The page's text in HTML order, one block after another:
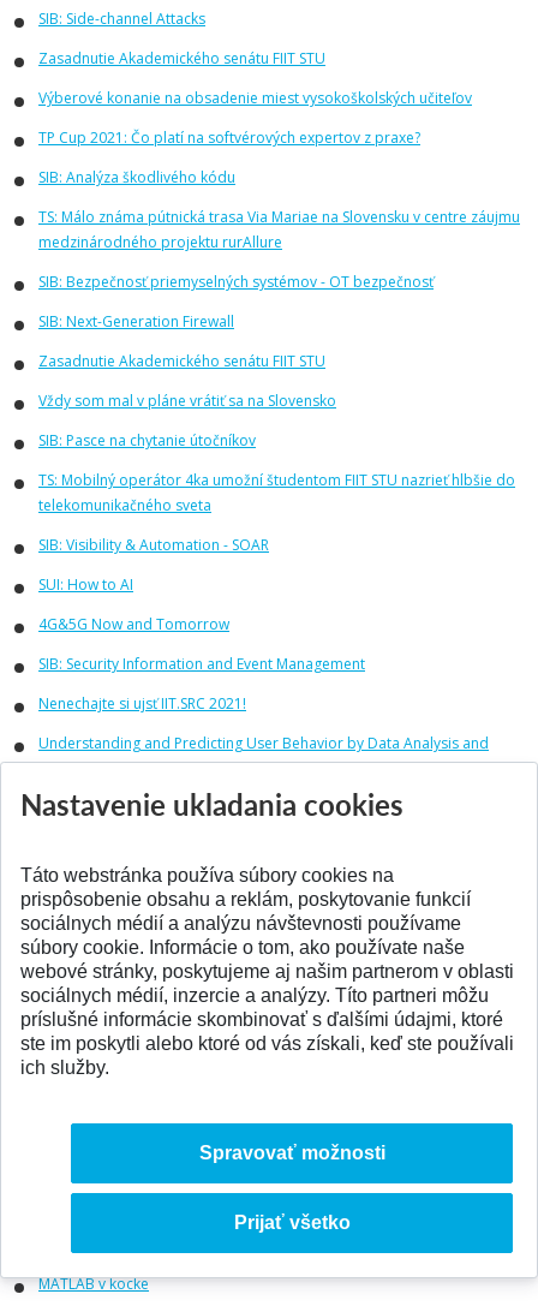
SIB: Side-channel Attacks
Zasadnutie Akademického senátu FIIT STU
Výberové konanie na obsadenie miest vysokoškolských učiteľov
TP Cup 2021: Čo platí na softvérových expertov z praxe?
SIB: Analýza škodlivého kódu
TS: Málo známa pútnická trasa Via Mariae na Slovensku v centre záujmu
medzinárodného projektu rurAllure
SIB: Bezpečnosť priemyselných systémov - OT bezpečnosť
SIB: Next-Generation Firewall
Zasadnutie Akademického senátu FIIT STU
Vždy som mal v pláne vrátiť sa na Slovensko
SIB: Pasce na chytanie útočníkov
TS: Mobilný operátor 4ka umožní študentom FIIT STU nazrieť hlbšie do
telekomunikačného sveta
SIB: Visibility & Automation - SOAR
SUI: How to AI
4G&5G Now and Tomorrow
SIB: Security Information and Event Management
Nenechajte si ujsť IIT.SRC 2021!
Understanding and Predicting User Behavior by Data Analysis and
Machine Learning
SIB: Network Detection and Response
AMAVET: Junior Internet 2021
SIB: Zákon o kybernetickej bezpečnosti
SIB: Vytváranie SIGMA detekčných pravidiel
SIB: Ofenzívna bezpečnosť sociálnym inžinierstvom
Zasadnutie Akademického senátu FIIT STU
Prijímacia skúška na bakalárske štúdium
MATLAB v kocke
Nastavenie ukladania cookies
Táto webstránka používa súbory cookies na
prispôsobenie obsahu a reklám, poskytovanie funkcií
sociálnych médií a analýzu návštevnosti používame
súbory cookie. Informácie o tom, ako používate naše
webové stránky, poskytujeme aj našim partnerom v oblasti
sociálnych médií, inzercie a analýzy. Títo partneri môžu
príslušné informácie skombinovať s ďalšími údajmi, ktoré
ste im poskytli alebo ktoré od vás získali, keď ste používali
ich služby.
Spravovať možnosti
Prijať všetko